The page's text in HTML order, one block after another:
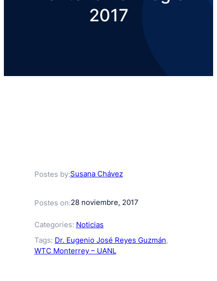
2017
Postes by:Susana Chávez
Postes on:28 noviembre, 2017
Categories: Noticias
Tags: Dr. Eugenio José Reyes Guzmán
WTC Monterrey – UANL